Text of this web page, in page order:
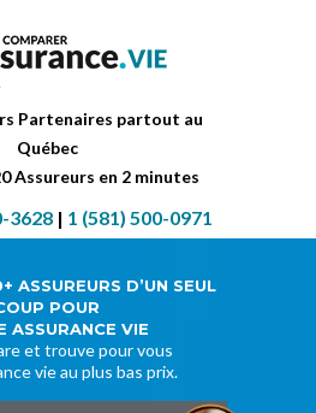
Partenaires partout au
Québec
Assureurs en 2 minutes
3628| 1 (581) 500-0971
ASSUREURS D’UN SEUL
POUR
ASSURANCE VIE
et trouve pour vous
vie au plus bas prix.